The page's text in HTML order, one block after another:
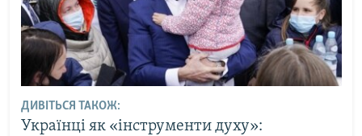
ДИВІТЬСЯ ТАКОЖ:
Українці як «інструменти духу»: